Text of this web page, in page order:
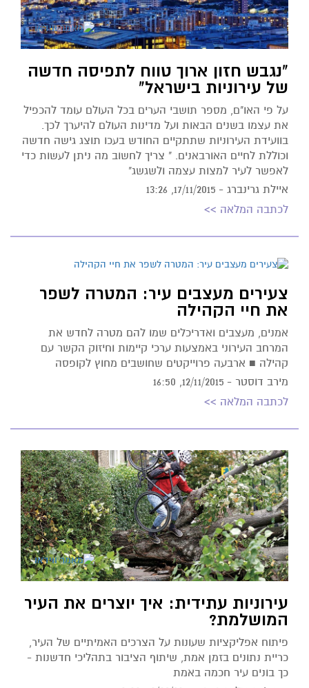
"נגבש חזון ארוך טווח לתפיסה חדשה
של עירוניות בישראל"
על פי האו"ם, מספר תושבי הערים בכל העולם עומד להכפיל
את עצמו בשנים הבאות ועל מדינות העולם להיערך לכך.
בוועידת העירוניות שתתקיים החודש בעכו תוצג גישה חדשה
וכוללת לחיים האורבאנים. " צריך לחשוב מה ניתן לעשות כדי
לאפשר לעיר למצות עצמה ולשגשג"
איילת גרינברג - 17/11/2015, 13:26
לכתבה המלאה >>
צעירים מעצבים עיר: המטרה לשפר
את חיי הקהילה
אמנים, מעצבים ואדריכלים שמו להם מטרה לחדש את
המרחב העירוני באמצעות ערכי קיימות וחיזוק הקשר עם
קהילה ■ ארבעה פרוייקטים שחושבים מחוץ לקופסה
מירב דוסטר - 12/11/2015, 16:50
לכתבה המלאה >>
עירוניות עתידית: איך יוצרים את העיר
המושלמת?
פיתוח אפליקציות שעונות על הצרכים האמיתיים של העיר,
כריית נתונים בזמן אמת, שיתוף הציבור בתהליכי חדשנות -
כך בונים עיר חכמה באמת